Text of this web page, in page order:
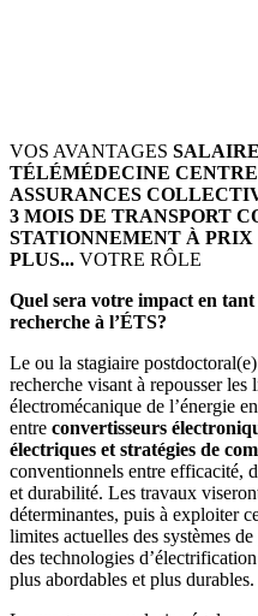
VOS AVANTAGES
TÉLÉMÉDECINE
ASSURANCES
3 MOIS DE TRANSPORT
STATIONNEMENT À
PLUS... VOTRE RÔLE
Quel sera votre impact en
recherche à l’ÉTS?
Le ou la stagiaire
recherche visant à repousser les
électromécanique de l’énergie
entre convertisseurs
électriques et stratégies de
conventionnels entre efficacité,
et durabilité. Les travaux
déterminantes, puis à exploiter
limites actuelles des systèmes
des technologies
plus abordables et plus durables.